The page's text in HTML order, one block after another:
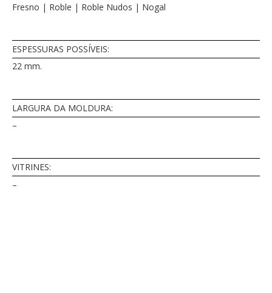
Fresno | Roble | Roble Nudos | Nogal
ESPESSURAS POSSÍVEIS:
22 mm.
LARGURA DA MOLDURA:
–
VITRINES:
–